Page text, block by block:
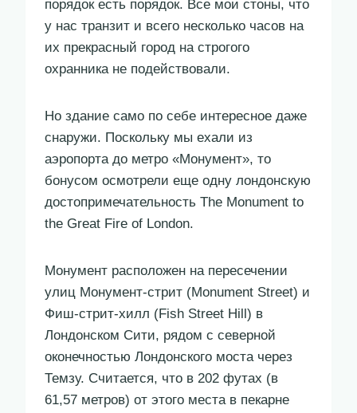
порядок есть порядок. Все мои стоны, что
у нас транзит и всего несколько часов на
их прекрасный город на строгого
охранника не подействовали.
Но здание само по себе интересное даже
снаружи. Поскольку мы ехали из
аэропорта до метро «Монумент», то
бонусом осмотрели еще одну лондонскую
достопримечательность The Monument to
the Great Fire of London.
Монумент расположен на пересечении
улиц Монумент-стрит (Monument Street) и
Фиш-стрит-хилл (Fish Street Hill) в
Лондонском Сити, рядом с северной
оконечностью Лондонского моста через
Темзу. Считается, что в 202 футах (в
61,57 метров) от этого места в пекарне